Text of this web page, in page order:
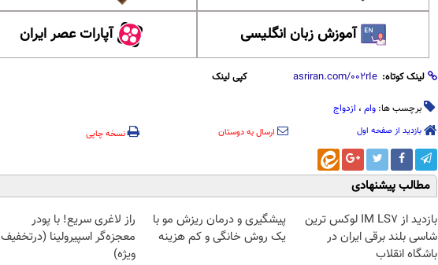
آموزش زبان انگلیسی آپارات عصر ایران
لینک کوتاه: کپی لینک
برچسب ها: وام ، ازدواج
بازدید از صفحه اول ارسال به دوستان نسخه چاپی
مطالب پیشنهادی
بازدید از IM LS7 لوکس ترین
شاسی بلند برقی ایران در
باشگاه انقلاب
پیشگیری و درمان ریزش مو با
یک روش خانگی و کم هزینه
راز لاغری سریع! با پودر
معجزه‌گر اسپیرولینا (درتخفیف
ویژه)